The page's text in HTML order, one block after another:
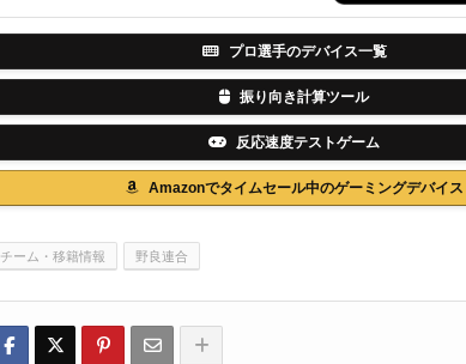
プロ選手のデバイス一覧
振り向き計算ツール
反応速度テストゲーム
Amazonでタイムセール中のゲーミングデバイス
チーム・移籍情報 野良連合